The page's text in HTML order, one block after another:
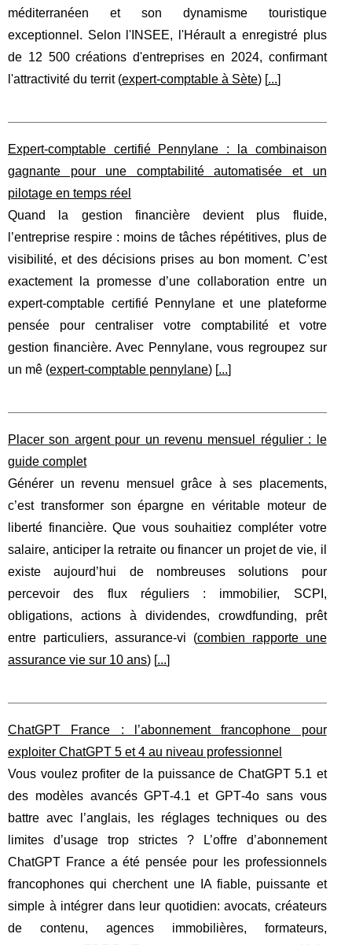
méditerranéen et son dynamisme touristique
exceptionnel. Selon l'INSEE, l'Hérault a enregistré plus
de 12 500 créations d'entreprises en 2024, confirmant
l'attractivité du territ (expert-comptable à Sète) [...]
Expert-comptable certifié Pennylane : la combinaison
gagnante pour une comptabilité automatisée et un
pilotage en temps réel
Quand la gestion financière devient plus fluide,
l’entreprise respire : moins de tâches répétitives, plus de
visibilité, et des décisions prises au bon moment. C’est
exactement la promesse d’une collaboration entre un
expert-comptable certifié Pennylane et une plateforme
pensée pour centraliser votre comptabilité et votre
gestion financière. Avec Pennylane, vous regroupez sur
un mê (expert-comptable pennylane) [...]
Placer son argent pour un revenu mensuel régulier : le
guide complet
Générer un revenu mensuel grâce à ses placements,
c’est transformer son épargne en véritable moteur de
liberté financière. Que vous souhaitiez compléter votre
salaire, anticiper la retraite ou financer un projet de vie, il
existe aujourd’hui de nombreuses solutions pour
percevoir des flux réguliers : immobilier, SCPI,
obligations, actions à dividendes, crowdfunding, prêt
entre particuliers, assurance‑vi (combien rapporte une
assurance vie sur 10 ans) [...]
ChatGPT France : l’abonnement francophone pour
exploiter ChatGPT 5 et 4 au niveau professionnel
Vous voulez profiter de la puissance de ChatGPT 5.1 et
des modèles avancés GPT‑4.1 et GPT‑4o sans vous
battre avec l’anglais, les réglages techniques ou des
limites d’usage trop strictes ? L’offre d’abonnement
ChatGPT France a été pensée pour les professionnels
francophones qui cherchent une IA fiable, puissante et
simple à intégrer dans leur quotidien: avocats, créateurs
de contenu, agences immobilières, formateurs,